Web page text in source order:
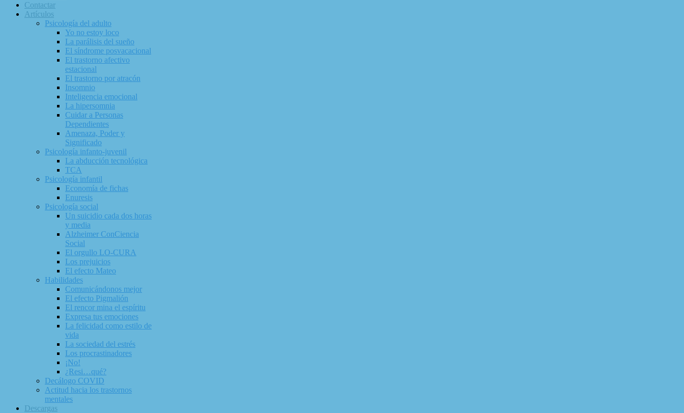
Contactar
Artículos
Psicología del adulto
Yo no estoy loco
La parálisis del sueño
El síndrome posvacacional
El trastorno afectivo
estacional
El trastorno por atracón
Insomnio
Inteligencia emocional
La hipersomnia
Cuidar a Personas
Dependientes
Amenaza, Poder y
Significado
Psicología infanto-juvenil
La abducción tecnológica
TCA
Psicología infantil
Economía de fichas
Enuresis
Psicología social
Un suicidio cada dos horas
y media
Alzheimer ConCiencia
Social
El orgullo LO-CURA
Los prejuicios
El efecto Mateo
Habilidades
Comunicándonos mejor
El efecto Pigmalión
El rencor mina el espíritu
Expresa tus emociones
La felicidad como estilo de
vida
La sociedad del estrés
Los procrastinadores
¡No!
¿Resi…qué?
Decálogo COVID
Actitud hacia los trastornos
mentales
Descargas